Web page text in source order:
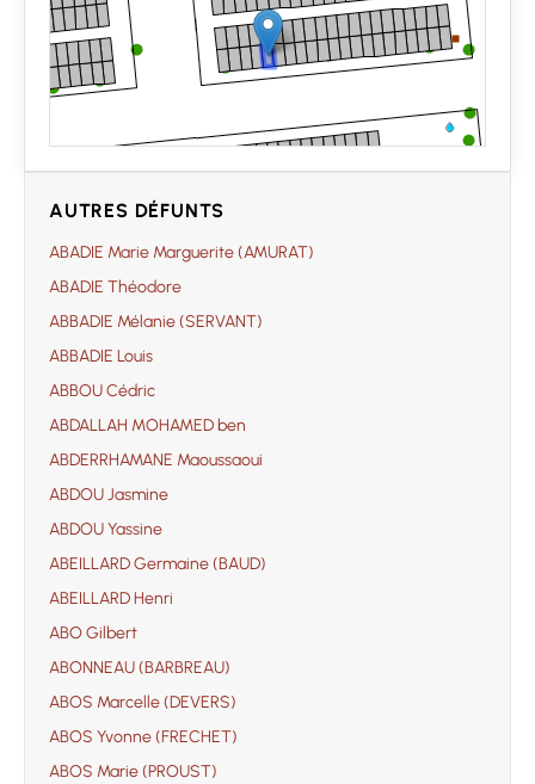
AUTRES DÉFUNTS
ABADIE Marie Marguerite (AMURAT)
ABADIE Théodore
ABBADIE Mélanie (SERVANT)
ABBADIE Louis
ABBOU Cédric
ABDALLAH MOHAMED ben
ABDERRHAMANE Maoussaoui
ABDOU Jasmine
ABDOU Yassine
ABEILLARD Germaine (BAUD)
ABEILLARD Henri
ABO Gilbert
ABONNEAU (BARBREAU)
ABOS Marcelle (DEVERS)
ABOS Yvonne (FRECHET)
ABOS Marie (PROUST)